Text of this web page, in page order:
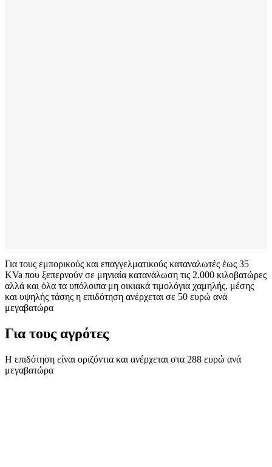
Για τους εμπορικούς και επαγγελματικούς καταναλωτές έως 35
KVa που ξεπερνούν σε μηνιαία κατανάλωση τις 2.000 κιλοβατώρες
αλλά και όλα τα υπόλοιπα μη οικιακά τιμολόγια χαμηλής, μέσης
και υψηλής τάσης η επιδότηση ανέρχεται σε 50 ευρώ ανά
μεγαβατώρα
Για τους αγρότες
Η επιδότηση είναι οριζόντια και ανέρχεται στα 288 ευρώ ανά
μεγαβατώρα